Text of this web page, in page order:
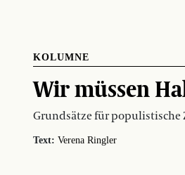
KOLUMNE
Wir müssen
Grundsätze für populistische
Text: Verena Ringler